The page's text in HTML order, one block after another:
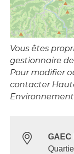
Vous êtes
gestionnaire
Pour modifier
contacter
Environnement
GAEC